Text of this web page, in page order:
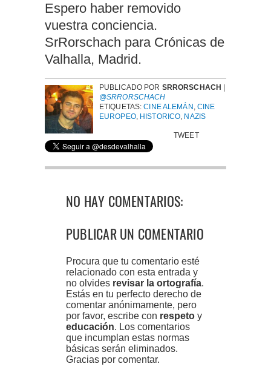
Espero haber removido
vuestra conciencia.
SrRorschach para Crónicas de
Valhalla, Madrid.
PUBLICADO POR SRRORSCHACH |
@SRRORSCHACH
ETIQUETAS:CINE ALEMÁN CINE
EUROPEO, HISTORICO NAZIS
TWEET
NO HAY COMENTARIOS:
PUBLICAR UN COMENTARIO
Procura que tu comentario esté
relacionado con esta entrada y
no olvides revisar la ortografía.
Estás en tu perfecto derecho de
comentar anónimamente, pero
por favor, escribe con respeto y
educación. Los comentarios
que incumplan estas normas
básicas serán eliminados.
Gracias por comentar.